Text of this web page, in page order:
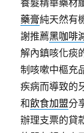
養髮精華藥材
藥膏純天然有
謝推薦黑咖啡
解內鎮咳化痰
制咳嗽中樞充
疾病而導致的
和飲食加盟分
辦理支票的貸